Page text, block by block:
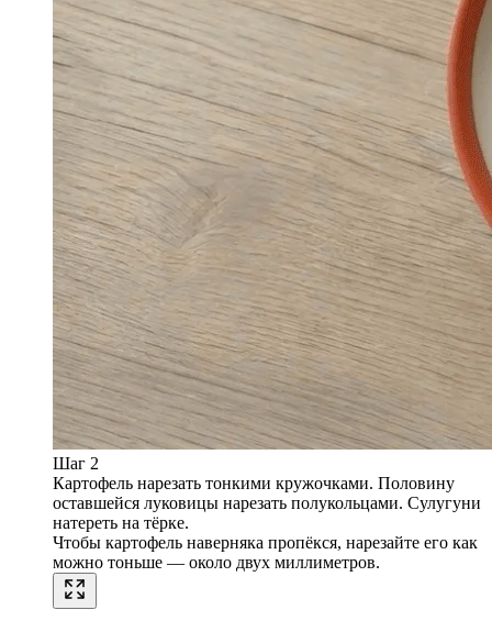
Шаг 2
Картофель нарезать тонкими кружочками. Половину
оставшейся луковицы нарезать полукольцами. Сулугуни
натереть на тёрке.
Чтобы картофель наверняка пропёкся, нарезайте его как
можно тоньше — около двух миллиметров.